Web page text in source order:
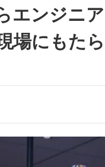
エンジニ
場にもた